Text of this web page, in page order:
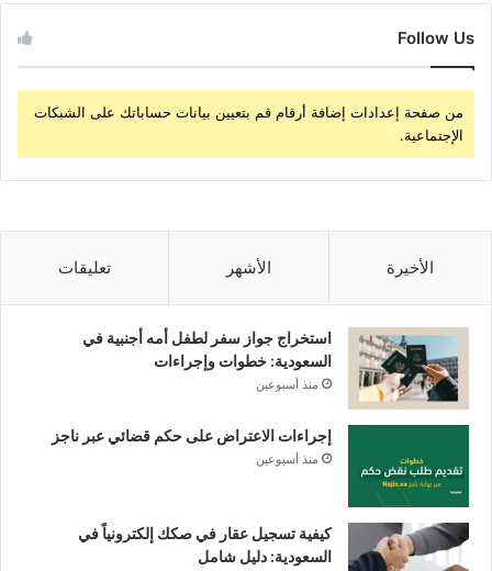
Follow Us
من صفحة إعدادات إضافة أرقام قم بتعيين بيانات حساباتك على الشبكات
الإجتماعية.
الأخيرة الأشهر تعليقات
استخراج جواز سفر لطفل أمه أجنبية في
السعودية: خطوات وإجراءات
منذ أسبوعين
إجراءات الاعتراض على حكم قضائي عبر ناجز
منذ أسبوعين
كيفية تسجيل عقار في صكك إلكترونياً في
السعودية: دليل شامل